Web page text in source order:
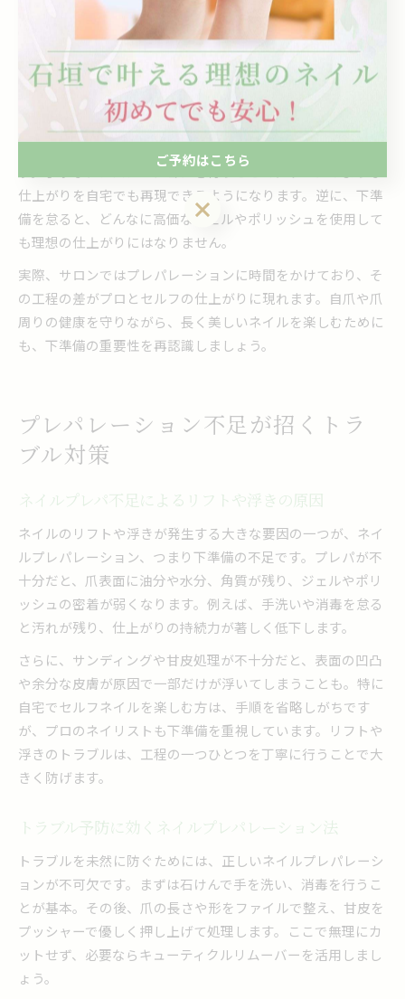
ロンのネイリストの技術や工程を参考に自分の作業を見直す
のもおすすめです。焦らず丁寧に進めることが、美しく長持
ちするネイルへの近道です。
仕上がりの差はネイル下準備で決まる
ネイルの美しさや持続力は、下準備の質で大きく変わりま
す。丁寧なプレパレーションを行うことで、サロンのような
仕上がりを自宅でも再現できるようになります。逆に、下準
備を怠ると、どんなに高価なジェルやポリッシュを使用して
も理想の仕上がりにはなりません。
実際、サロンではプレパレーションに時間をかけており、そ
の工程の差がプロとセルフの仕上がりに現れます。自爪や爪
周りの健康を守りながら、長く美しいネイルを楽しむために
も、下準備の重要性を再認識しましょう。
プレパレーション不足が招くトラ
ブル対策
ネイルプレパ不足によるリフトや浮きの原因
ネイルのリフトや浮きが発生する大きな要因の一つが、ネイ
ルプレパレーション、つまり下準備の不足です。プレパが不
十分だと、爪表面に油分や水分、角質が残り、ジェルやポリ
ッシュの密着が弱くなります。例えば、手洗いや消毒を怠る
と汚れが残り、仕上がりの持続力が著しく低下します。
さらに、サンディングや甘皮処理が不十分だと、表面の凹凸
や余分な皮膚が原因で一部だけが浮いてしまうことも。特に
自宅でセルフネイルを楽しむ方は、手順を省略しがちです
が、プロのネイリストも下準備を重視しています。リフトや
浮きのトラブルは、工程の一つひとつを丁寧に行うことで大
きく防げます。
トラブル予防に効くネイルプレパレーション法
トラブルを未然に防ぐためには、正しいネイルプレパレーシ
ョンが不可欠です。まずは石けんで手を洗い、消毒を行うこ
とが基本。その後、爪の長さや形をファイルで整え、甘皮を
プッシャーで優しく押し上げて処理します。ここで無理にカ
ットせず、必要ならキューティクルリムーバーを活用しまし
ょう。
ご予約はこちら
ご予約はこちら